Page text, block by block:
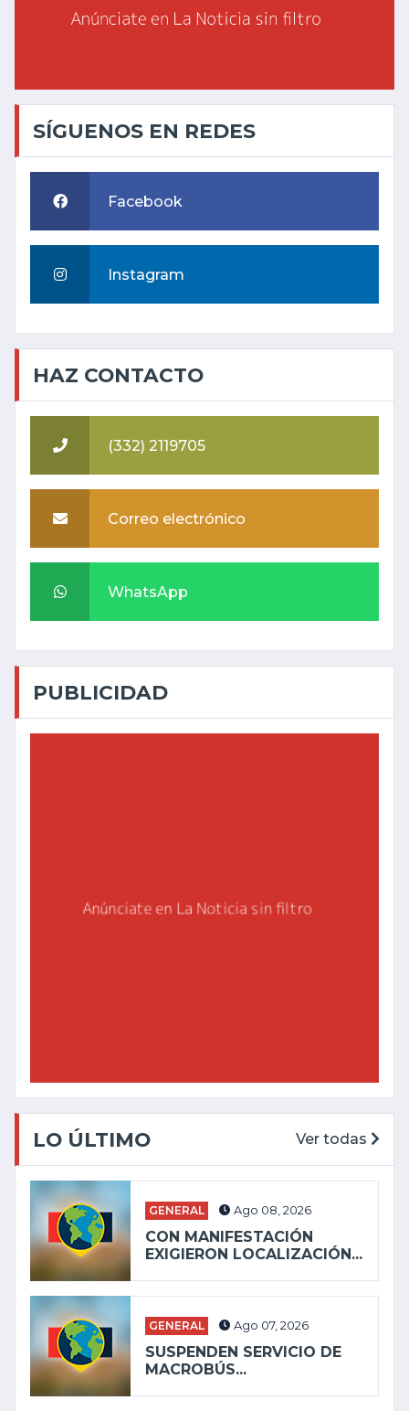
SÍGUENOS EN REDES
Facebook
Instagram
HAZ CONTACTO
(332) 2119705
Correo electrónico
WhatsApp
PUBLICIDAD
LO ÚLTIMO Ver todas
GENERAL Ago 08, 2026
CON MANIFESTACIÓN
EXIGIERON LOCALIZACIÓN...
GENERAL Ago 07, 2026
SUSPENDEN SERVICIO DE
MACROBÚS...